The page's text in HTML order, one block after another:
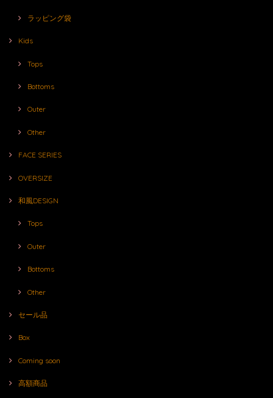
ラッピング袋
Kids
Tops
Bottoms
Outer
Other
FACE SERIES
OVERSIZE
和風DESIGN
Tops
Outer
Bottoms
Other
セール品
Box
Coming soon
高額商品